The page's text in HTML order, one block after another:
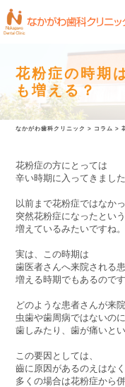
花粉症の時期
も増える？
なかがわ歯科クリニック > コラム >
花粉症の方にとっては
辛い時期に入ってきました
以前まで花粉症ではなかっ
突然花粉症になったとい
増えているみたいですね。
実は、この時期は
歯医者さんへ来院される
増える時期でもあるのです
どのような患者さんが来
虫歯や歯周病ではないのに
歯しみたり、歯が痛いと
この要因としては、
齒に原因があるのえはなく
多くの場合は花粉症から併